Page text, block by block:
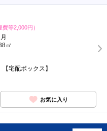
費等2,000円）
㎡
宅配ボックス】
お気に入り